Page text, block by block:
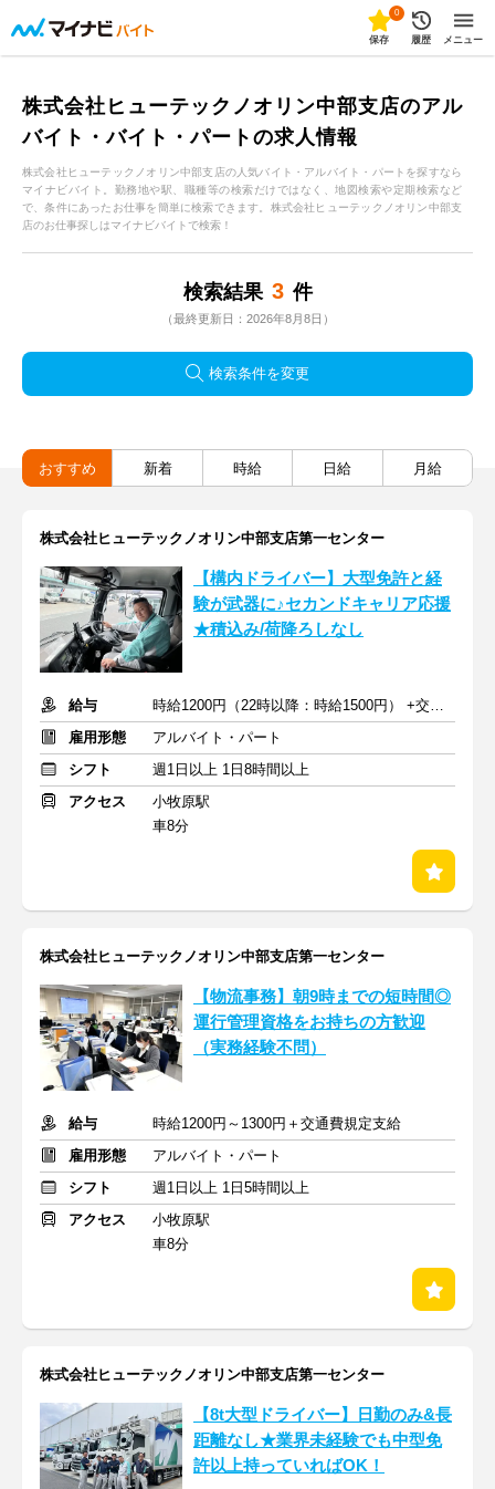
0
保存 履歴 メニュー
株式会社ヒューテックノオリン中部支店のアル
バイト・バイト・パートの求人情報
株式会社ヒューテックノオリン中部支店の人気バイト・アルバイト・パートを探すなら
マイナビバイト。勤務地や駅、職種等の検索だけではなく、地図検索や定期検索など
で、条件にあったお仕事を簡単に検索できます。株式会社ヒューテックノオリン中部支
店のお仕事探しはマイナビバイトで検索！
検索結果 3 件
（最終更新日：2026年8月8日）
検索条件を変更
おすすめ 新着 時給 日給 月給
株式会社ヒューテックノオリン中部支店第一センター
【構内ドライバー】大型免許と経
験が武器に♪セカンドキャリア応援
★積込み/荷降ろしなし
給与
時給1200円（22時以降：時給1500円） +交通費
雇用形態
アルバイト・パート
シフト
週1日以上 1日8時間以上
アクセス
小牧原駅
車8分
株式会社ヒューテックノオリン中部支店第一センター
【物流事務】朝9時までの短時間◎
運行管理資格をお持ちの方歓迎
（実務経験不問）
給与
時給1200円～1300円＋交通費規定支給
雇用形態
アルバイト・パート
シフト
週1日以上 1日5時間以上
アクセス
小牧原駅
車8分
株式会社ヒューテックノオリン中部支店第一センター
【8t大型ドライバー】日勤のみ&長
距離なし★業界未経験でも中型免
許以上持っていればOK！